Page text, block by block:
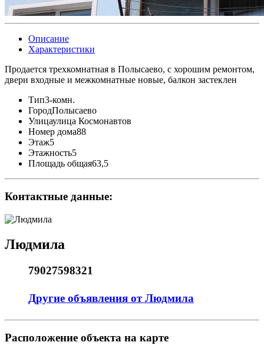
Описание
Характеристики
Продается трехкомнатная в Полысаево, с хорошим ремонтом,
двери входные и межкомнатные новые, балкон застеклен
Тип3-комн.
ГородПолысаево
Улицаулица Космонавтов
Номер дома88
Этаж5
Этажность5
Площадь общая63,5
Контактные данные:
Людмила
79027598321
Другие объявления от Людмила
Pасположение объекта на карте